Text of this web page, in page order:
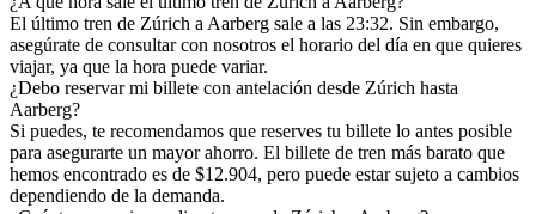
El último tren de Zúrich a Aarberg sale a las 23:32. Sin embargo,
asegúrate de consultar con nosotros el horario del día en que quieres
viajar, ya que la hora puede variar.
¿Debo reservar mi billete con antelación desde Zúrich hasta
Aarberg?
Si puedes, te recomendamos que reserves tu billete lo antes posible
para asegurarte un mayor ahorro. El billete de tren más barato que
hemos encontrado es de $12.904, pero puede estar sujeto a cambios
dependiendo de la demanda.